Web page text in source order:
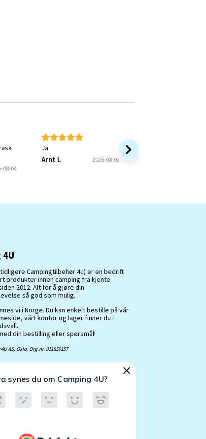
08-04
Ja
Arnt L 2026-08-02
Campingtilbehør 4u) er en bedrift
produkter innen camping fra kjente
2012. Alt for å gjøre din
så god som mulig.
vi i Norge. Du kan enkelt bestille på vår
vårt kontor og lager finner du i
din bestilling eller spørsmål!
AS, Oslo, Org.nr. 911859157